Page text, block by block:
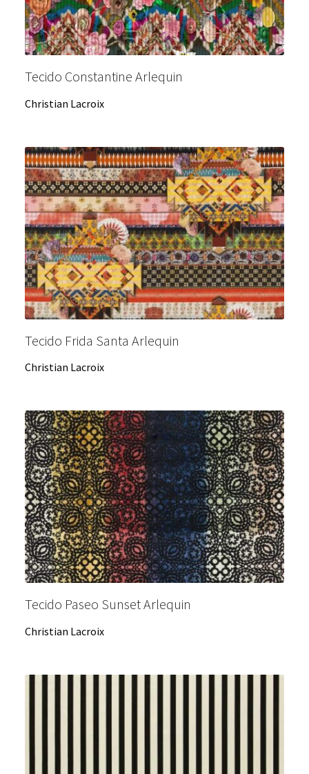
Tecido Constantine Arlequin
Christian Lacroix
Tecido Frida Santa Arlequin
Christian Lacroix
Tecido Paseo Sunset Arlequin
Christian Lacroix